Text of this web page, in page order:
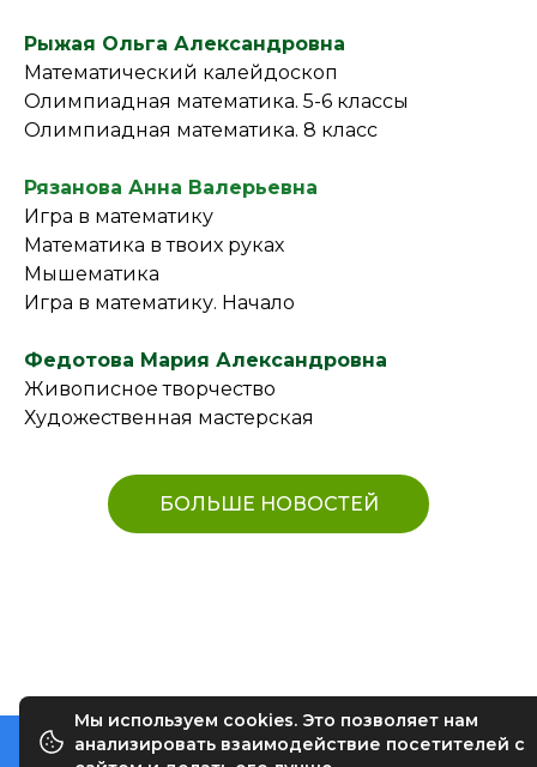
Рыжая Ольга Александровна
Математический калейдоскоп
Олимпиадная математика. 5-6 классы
Олимпиадная математика. 8 класс
Рязанова Анна Валерьевна
Игра в математику
Математика в твоих руках
Мышематика
Игра в математику. Начало
Федотова Мария Александровна
Живописное творчество
Художественная мастерская
БОЛЬШЕ НОВОСТЕЙ
ЦЕНТР ДОПОЛНИТЕЛЬНОГО ОБРАЗОВАНИЯ ©
Мы используем cookies. Это позволяет нам
анализировать взаимодействие посетителей с